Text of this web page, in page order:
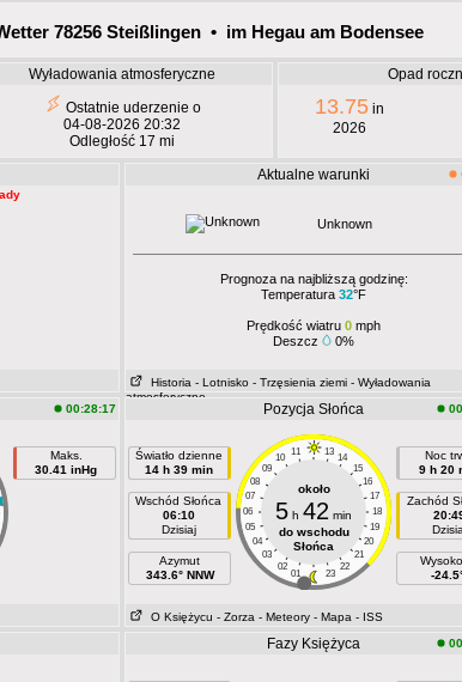
78256 Steißlingen • im Hegau am Bodensee
Wyładowania atmosferyczne
Ostatnie uderzenie o
04-08-2026 20:32
Odległość 17 mi
Opad
13.75 in
2026
Aktualne warunki
Unknown
Prognoza na najbliższą godzinę:
Temperatura 32°F
Prędkość wiatru 0 mph
Deszcz
0%
Historia - Lotnisko - Trzęsienia ziemi - Wyładowania
atmosferyczne
00:28:17
Maks.
30.41 inHg
Pozycja Słońca
Światło dzienne
14 h 39 min
Wschód Słońca
06:10
Dzisiaj
Azymut
343.6° NNW
11 13
10
14
09
15
08
16
07
17
06
18
05
19
04
20
03
21
02
22
01 23
około
5 h 42 min
do wschodu
Słońca
Noc
9 h 20
Zachód
-
O Księżycu - Zorza - Meteory - Mapa - ISS
Fazy Księżyca